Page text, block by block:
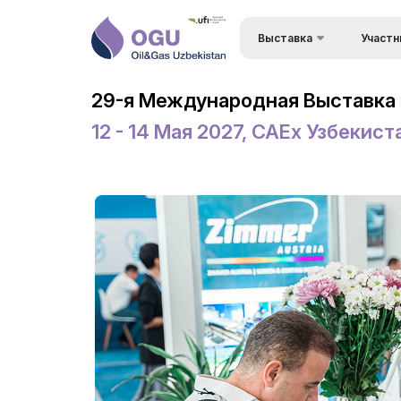
Выставка
Разделы выставки
Конференция OGU
Официальная поддержка
Режим работы выставки
ExpoDaily
Приветственные письма
Информационная
поддержка
Состав
Формы
выставке
Режим
Станьте
29-я Международная Выставка
12 - 14 Мая 2027, CAEx